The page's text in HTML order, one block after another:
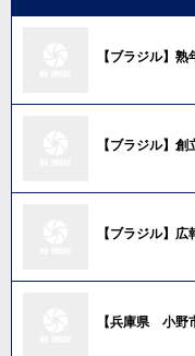
【ブラジル】
【ブラジル】
【ブラジル】
【兵庫県 小野